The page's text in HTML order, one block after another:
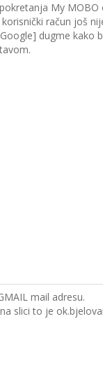
My
račun još
dugme kako
mail adresu.
slici to je